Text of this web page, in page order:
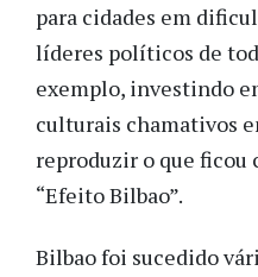
para cidades em
líderes políticos de
exemplo, investindo
culturais chamativos
reproduzir o que ficou
“Efeito Bilbao”.
Bilbao foi sucedido